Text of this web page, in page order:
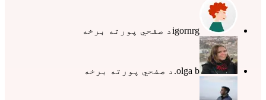
igornrgد صفحي پورته برخه
olga b. د صفحي پورته برخه